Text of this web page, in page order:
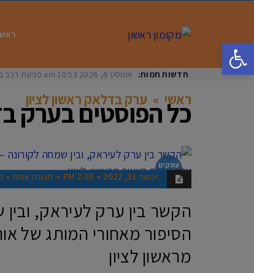
פתח סרגל נגישות
חדשות חמות: אוגוסט 6, 2026 10:53 am פגיעת רכב בראשון לציון: בת
ראשי » ערק בדלאק ראשון לציון
כל הפוסטים בערק
עסקים
בראשון ינואר 31, 2022 2:03 PM תגובה אחת
הקשר בין ערק לעיראק,
הסיפור מאחורי המותג של
מראשון לציון